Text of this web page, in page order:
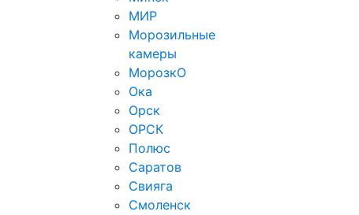
МИР
Морозильные
камеры
МорозкО
Ока
Орск
ОРСК
Полюс
Саратов
Свияга
Смоленск